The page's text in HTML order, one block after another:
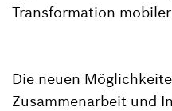
Transformation
Die neuen
Zusammenarbeit und